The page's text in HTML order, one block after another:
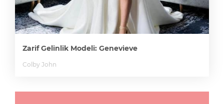
Zarif Gelinlik Modeli: Genevieve
Colby John